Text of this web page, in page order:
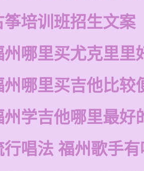
筝培训班招生文案
州哪里买尤克里里
州哪里买吉他比较
州学吉他哪里最好
行唱法 福州歌手